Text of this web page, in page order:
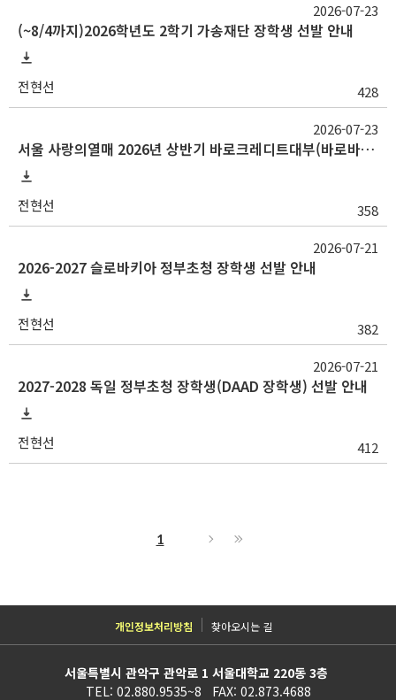
(~8/4까지)2026학년도 2학기 가송재단 장학생 선발 안내
전현선 428
2026-07-23
서울 사랑의열매 2026년 상반기 바로크레디트대부(바로바로론) 사랑나눔장학금
전현선 358
2026-07-23
2026-2027 슬로바키아 정부초청 장학생 선발 안내
전현선 382
2026-07-21
2027-2028 독일 정부초청 장학생(DAAD 장학생) 선발 안내
전현선 412
2026-07-21
1
개인정보처리방침 찾아오시는 길
서울특별시 관악구 관악로 1 서울대학교 220동 3층
TEL: 02.880.9535~8 FAX: 02.873.4688